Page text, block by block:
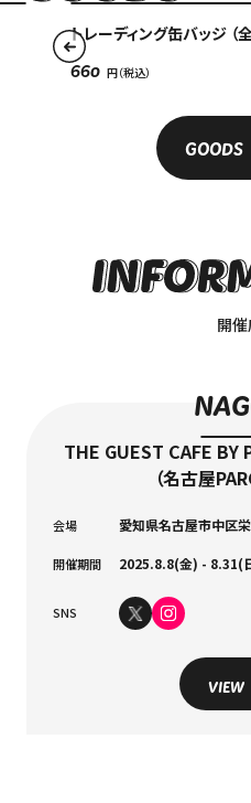
FAQ
アーカイブ
한
トレーディング缶バッジ （
660
GOODS
開
THE GUEST CAFE BY
（名古屋
会場 愛知県名古屋市中区
開催期間 2025.8.8(金) - 8.31(
SNS
VIEW